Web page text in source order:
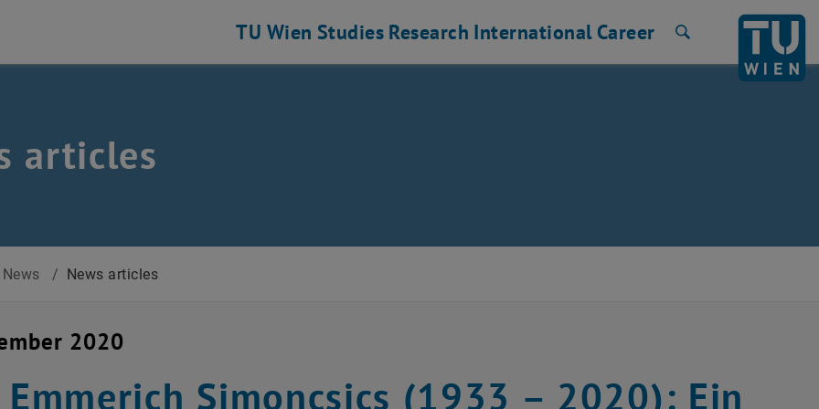
TU Wien Studies Research International Career
articles
News / News articles
2020
Emmerich Simoncsics (1933 – 2020): Ein